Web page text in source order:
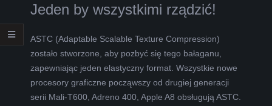
Jeden by wszystkimi rządzić!
ASTC (Adaptable Scalable Texture Compression)
zostało stworzone, aby pozbyć się tego bałaganu,
zapewniając jeden elastyczny format. Wszystkie nowe
procesory graficzne począwszy od drugiej generacji
serii Mali-T600, Adreno 400, Apple A8 obsługują ASTC.